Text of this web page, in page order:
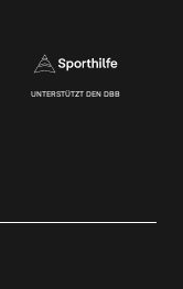
UNTERSTÜTZT DEN DBB